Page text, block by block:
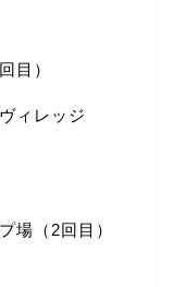
目）
ィレッジ
場（2回目）